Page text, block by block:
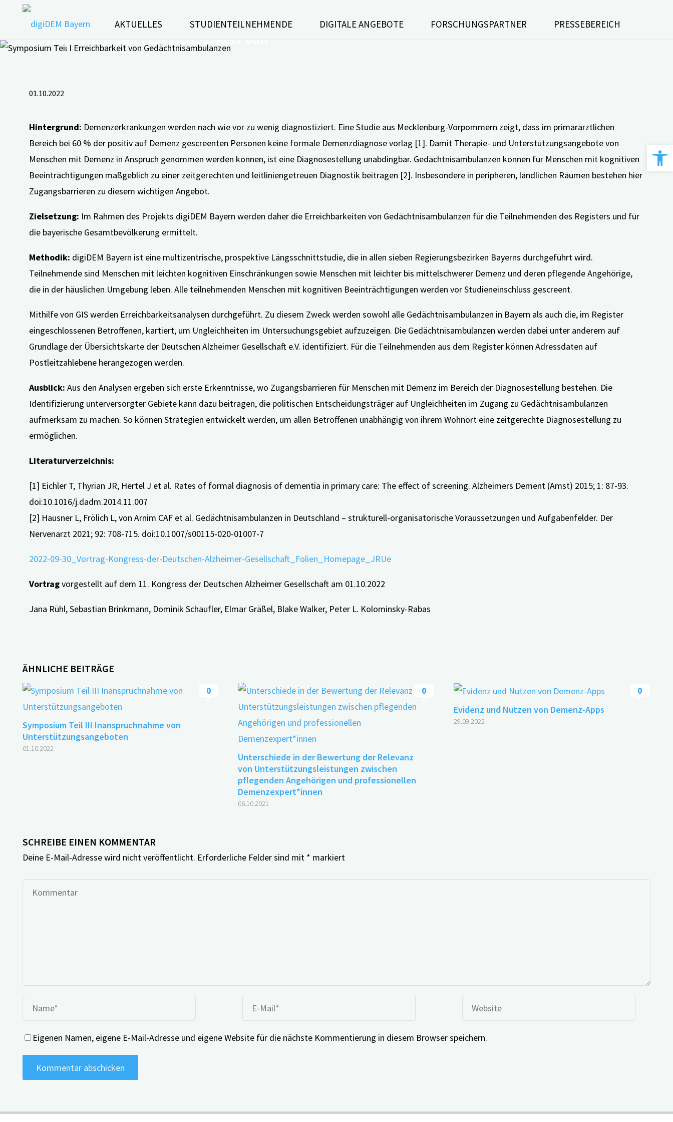
springen
AKTUELLES STUDIENTEILNEHMENDE DIGITALE ANGEBOTE FORSCHUNGSPARTNER PRESSEBEREICH
01.10.2022
Hintergrund: Demenzerkrankungen werden nach wie vor zu wenig diagnostiziert. Eine Studie aus Mecklenburg-Vorpommern zeigt, dass im primärärztlichen
Bereich bei 60 % der positiv auf Demenz gescreenten Personen keine formale Demenzdiagnose vorlag [1]. Damit Therapie- und Unterstützungsangebote von
Menschen mit Demenz in Anspruch genommen werden können, ist eine Diagnosestellung unabdingbar. Gedächtnisambulanzen können für Menschen mit kognitiven
Beeinträchtigungen maßgeblich zu einer zeitgerechten und leitliniengetreuen Diagnostik beitragen [2]. Insbesondere in peripheren, ländlichen Räumen bestehen hier
Zugangsbarrieren zu diesem wichtigen Angebot.
Zielsetzung: Im Rahmen des Projekts digiDEM Bayern werden daher die Erreichbarkeiten von Gedächtnisambulanzen für die Teilnehmenden des Registers und für
die bayerische Gesamtbevölkerung ermittelt.
Methodik: digiDEM Bayern ist eine multizentrische, prospektive Längsschnittstudie, die in allen sieben Regierungsbezirken Bayerns durchgeführt wird.
Teilnehmende sind Menschen mit leichten kognitiven Einschränkungen sowie Menschen mit leichter bis mittelschwerer Demenz und deren pflegende Angehörige,
die in der häuslichen Umgebung leben. Alle teilnehmenden Menschen mit kognitiven Beeinträchtigungen werden vor Studieneinschluss gescreent.
Mithilfe von GIS werden Erreichbarkeitsanalysen durchgeführt. Zu diesem Zweck werden sowohl alle Gedächtnisambulanzen in Bayern als auch die, im Register
eingeschlossenen Betroffenen, kartiert, um Ungleichheiten im Untersuchungsgebiet aufzuzeigen. Die Gedächtnisambulanzen werden dabei unter anderem auf
Grundlage der Übersichtskarte der Deutschen Alzheimer Gesellschaft e.V. identifiziert. Für die Teilnehmenden aus dem Register können Adressdaten auf
Postleitzahlebene herangezogen werden.
Ausblick: Aus den Analysen ergeben sich erste Erkenntnisse, wo Zugangsbarrieren für Menschen mit Demenz im Bereich der Diagnosestellung bestehen. Die
Identifizierung unterversorgter Gebiete kann dazu beitragen, die politischen Entscheidungsträger auf Ungleichheiten im Zugang zu Gedächtnisambulanzen
aufmerksam zu machen. So können Strategien entwickelt werden, um allen Betroffenen unabhängig von ihrem Wohnort eine zeitgerechte Diagnosestellung zu
ermöglichen.
Literaturverzeichnis:
[1] Eichler T, Thyrian JR, Hertel J et al. Rates of formal diagnosis of dementia in primary care: The effect of screening. Alzheimers Dement (Amst) 2015; 1: 87-93.
doi:10.1016/j.dadm.2014.11.007
[2] Hausner L, Frölich L, von Arnim CAF et al. Gedächtnisambulanzen in Deutschland – strukturell-organisatorische Voraussetzungen und Aufgabenfelder. Der
Nervenarzt 2021; 92: 708-715. doi:10.1007/s00115-020-01007-7
2022-09-30_Vortrag-Kongress-der-Deutschen-Alzheimer-Gesellschaft_Folien_Homepage_JRUe
Vortragvorgestellt auf dem 11. Kongress der Deutschen Alzheimer Gesellschaft am 01.10.2022
Jana Rühl, Sebastian Brinkmann, Dominik Schaufler, Elmar Gräßel, Blake Walker, Peter L. Kolominsky-Rabas
ÄHNLICHE BEITRÄGE
0
Symposium Teil III Inanspruchnahme von
Unterstützungsangeboten
01.10.2022
0
Unterschiede in der Bewertung der Relevanz
von Unterstützungsleistungen zwischen
pflegenden Angehörigen und professionellen
Demenzexpert*innen
06.10.2021
0
Evidenz und Nutzen von Demenz-Apps
29.09.2022
SCHREIBE EINEN KOMMENTAR
Deine E-Mail-Adresse wird nicht veröffentlicht. Erforderliche Felder sind mit * markiert
Eigenen Namen, eigene E-Mail-Adresse und eigene Website für die nächste Kommentierung in diesem Browser speichern.